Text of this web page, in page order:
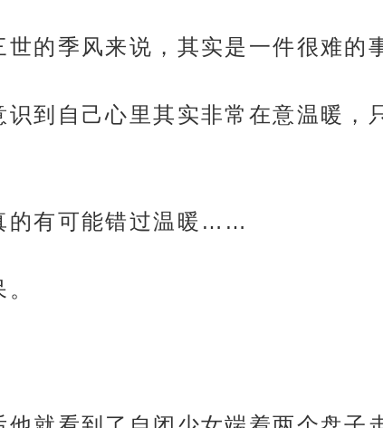
的季风来说，其实是一件很难的
到自己心里其实非常在意温暖，
的有可能错过温暖……